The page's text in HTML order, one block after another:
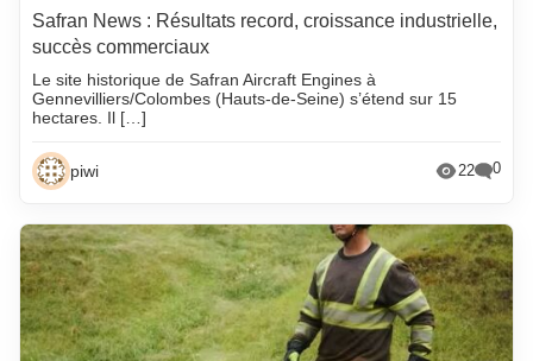
Safran News : Résultats record, croissance industrielle,
succès commerciaux
Le site historique de Safran Aircraft Engines à
Gennevilliers/Colombes (Hauts-de-Seine) s’étend sur 15
hectares. Il […]
piwi 22 0